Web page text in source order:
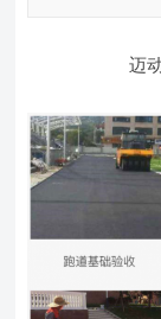
迈